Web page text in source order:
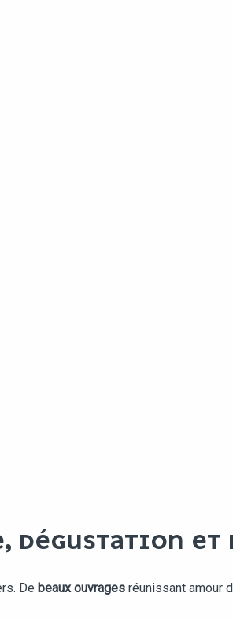
DÉGUSTATION ET
De beaux ouvrages réunissant amour